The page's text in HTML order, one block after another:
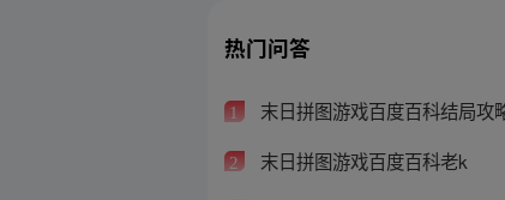
热门问答
1 末日拼图游戏百度百科结局攻
2 末日拼图游戏百度百科老k